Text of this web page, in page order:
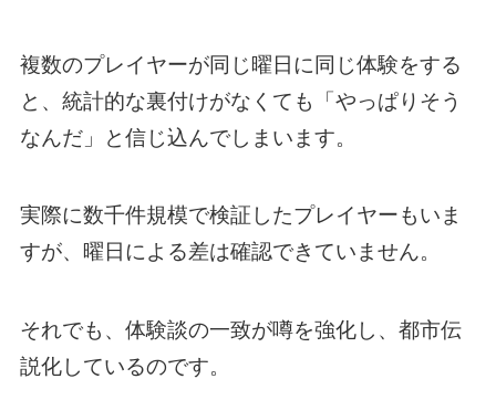
複数のプレイヤーが同じ曜日に同じ体験をする
と、統計的な裏付けがなくても「やっぱりそう
なんだ」と信じ込んでしまいます。
実際に数千件規模で検証したプレイヤーもいま
すが、曜日による差は確認できていません。
それでも、体験談の一致が噂を強化し、都市伝
説化しているのです。